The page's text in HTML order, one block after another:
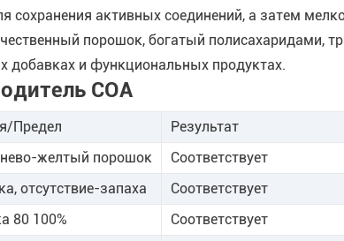
активных соединений, а затем
порошок, богатый полисахаридами,
и функциональных продуктах.
COA
Предел Результат
желтый порошок Соответствует
отсутствие-запаха Соответствует
80 100% Соответствует